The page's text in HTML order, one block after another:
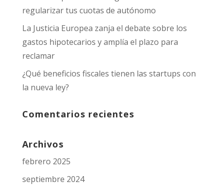
regularizar tus cuotas de autónomo
La Justicia Europea zanja el debate sobre los
gastos hipotecarios y amplía el plazo para
reclamar
¿Qué beneficios fiscales tienen las startups con
la nueva ley?
Comentarios recientes
Archivos
febrero 2025
septiembre 2024